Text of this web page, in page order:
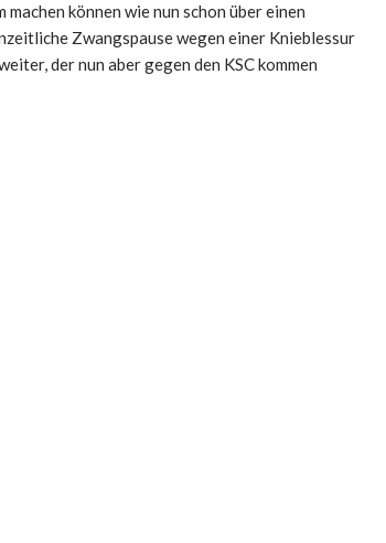
können wie nun schon über einen
Zwangspause wegen einer Knieblessur
der nun aber gegen den KSC kommen